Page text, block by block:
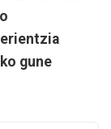
gune